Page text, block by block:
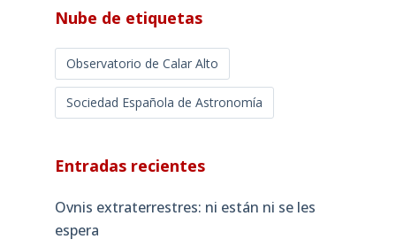
Nube de etiquetas
Observatorio de Calar Alto
Sociedad Española de Astronomía
Entradas recientes
Ovnis extraterrestres: ni están ni se les
espera